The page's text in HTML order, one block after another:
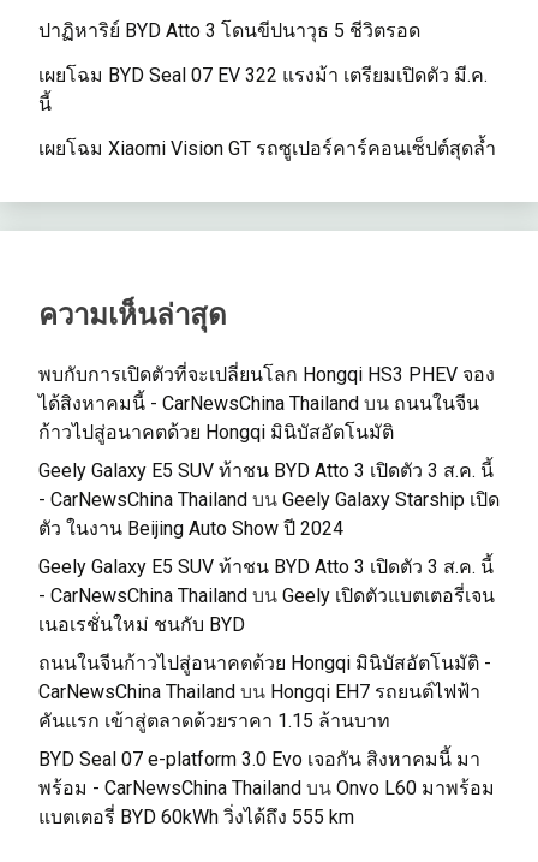
ปาฏิหาริย์ BYD Atto 3 โดนขีปนาวุธ 5 ชีวิตรอด
เผยโฉม BYD Seal 07 EV 322 แรงม้า เตรียมเปิดตัว มี.ค.
นี้
เผยโฉม Xiaomi Vision GT รถซูเปอร์คาร์คอนเซ็ปต์สุดล้ำ
ความเห็นล่าสุด
พบกับการเปิดตัวที่จะเปลี่ยนโลก Hongqi HS3 PHEV จอง
ได้สิงหาคมนี้ - CarNewsChina Thailand บน ถนนในจีน
ก้าวไปสู่อนาคตด้วย Hongqi มินิบัสอัตโนมัติ
Geely Galaxy E5 SUV ท้าชน BYD Atto 3 เปิดตัว 3 ส.ค. นี้
- CarNewsChina Thailand บน Geely Galaxy Starship เปิด
ตัว ในงาน Beijing Auto Show ปี 2024
Geely Galaxy E5 SUV ท้าชน BYD Atto 3 เปิดตัว 3 ส.ค. นี้
- CarNewsChina Thailand บน Geely เปิดตัวแบตเตอรี่เจน
เนอเรชั่นใหม่ ชนกับ BYD
ถนนในจีนก้าวไปสู่อนาคตด้วย Hongqi มินิบัสอัตโนมัติ -
CarNewsChina Thailand บน Hongqi EH7 รถยนต์ไฟฟ้า
คันแรก เข้าสู่ตลาดด้วยราคา 1.15 ล้านบาท
BYD Seal 07 e-platform 3.0 Evo เจอกัน สิงหาคมนี้ มา
พร้อม - CarNewsChina Thailand บน Onvo L60 มาพร้อม
แบตเตอรี่ BYD 60kWh วิ่งได้ถึง 555 km